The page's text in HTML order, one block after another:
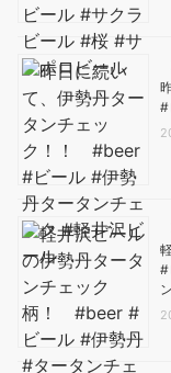
#
#
ン